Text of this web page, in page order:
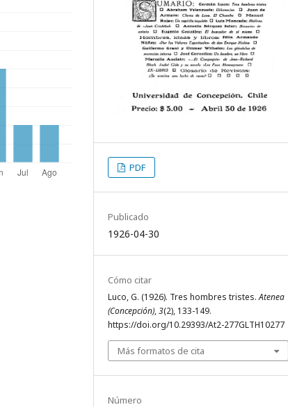
PDF
Publicado
1926-04-30
Cómo citar
Luco, G. (1926). Tres hombres tristes.Atenea
(Concepción),3(2), 133-149.
https://doi.org/10.29393/At2-277GLTH10277
Más formatos de cita
Número